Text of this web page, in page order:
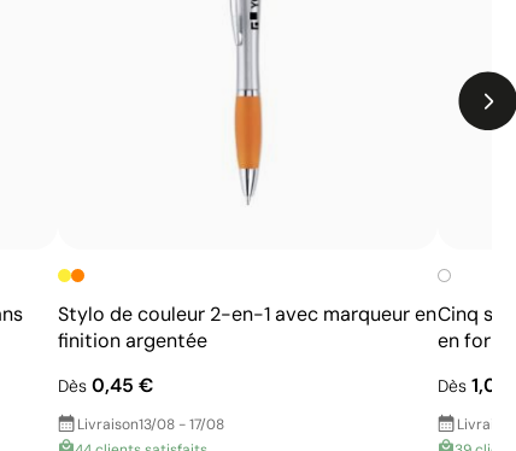
Stylo de couleur 2-en-1 avec marqueur en
finition argentée
Dès 0,45 €
Livraison13/08 - 17/08
Cinq
en
Dès 1,05